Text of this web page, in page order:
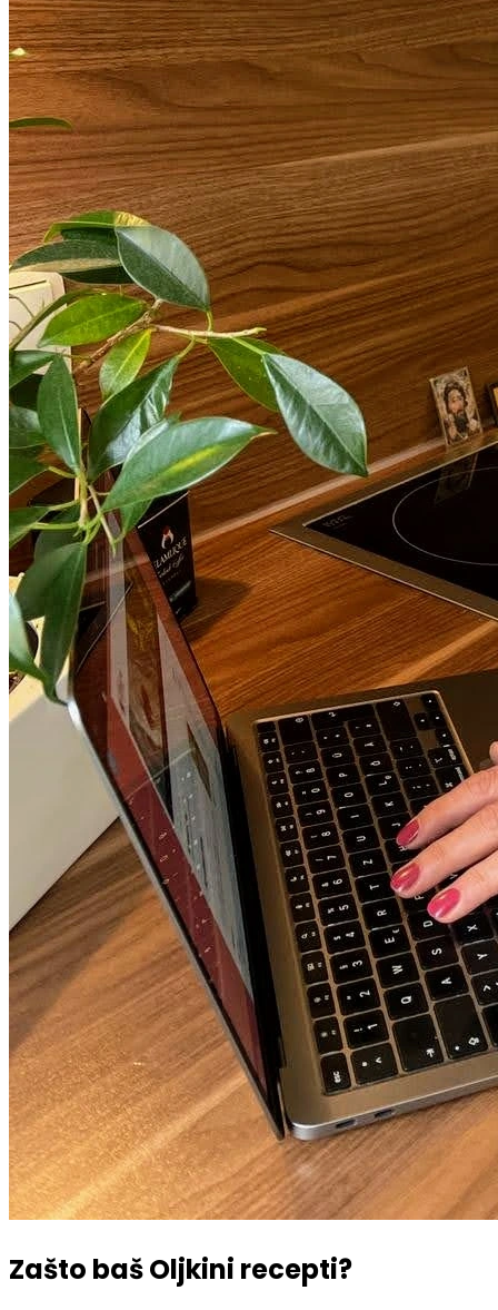
Zašto baš Oljkini recepti?